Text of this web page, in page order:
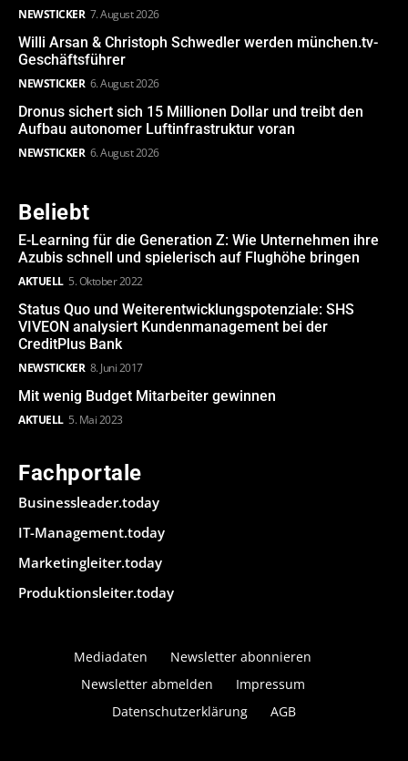
NEWSTICKER 7. August 2026
Willi Arsan & Christoph Schwedler werden münchen.tv-
Geschäftsführer
NEWSTICKER 6. August 2026
Dronus sichert sich 15 Millionen Dollar und treibt den
Aufbau autonomer Luftinfrastruktur voran
NEWSTICKER 6. August 2026
Beliebt
E-Learning für die Generation Z: Wie Unternehmen ihre
Azubis schnell und spielerisch auf Flughöhe bringen
AKTUELL 5. Oktober 2022
Status Quo und Weiterentwicklungspotenziale: SHS
VIVEON analysiert Kundenmanagement bei der
CreditPlus Bank
NEWSTICKER 8. Juni 2017
Mit wenig Budget Mitarbeiter gewinnen
AKTUELL 5. Mai 2023
Fachportale
Businessleader.today
IT-Management.today
Marketingleiter.today
Produktionsleiter.today
Mediadaten
Newsletter abonnieren
Newsletter abmelden
Impressum
Datenschutzerklärung
AGB